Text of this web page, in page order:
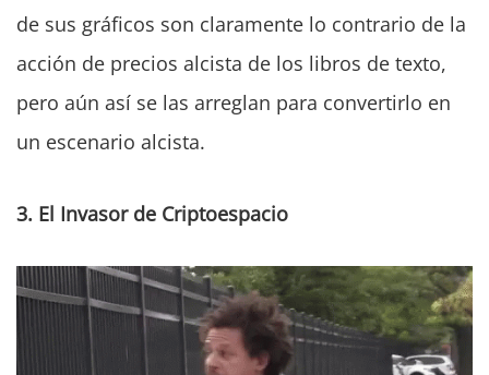
de sus gráficos son claramente lo contrario de la
acción de precios alcista de los libros de texto,
pero aún así se las arreglan para convertirlo en
un escenario alcista.
3. El Invasor de Criptoespacio